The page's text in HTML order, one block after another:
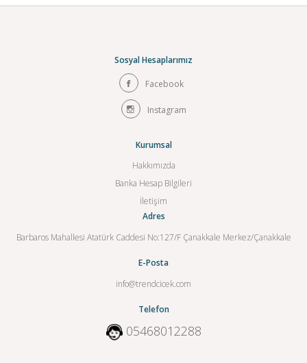
Sosyal Hesaplarımız
Facebook
Instagram
Kurumsal
Hakkımızda
Banka Hesap Bilgileri
İletişim
Adres
Barbaros Mahallesi Atatürk Caddesi No:127/F Çanakkale Merkez/Çanakkale
E-Posta
info@trendcicek.com
Telefon
05468012288